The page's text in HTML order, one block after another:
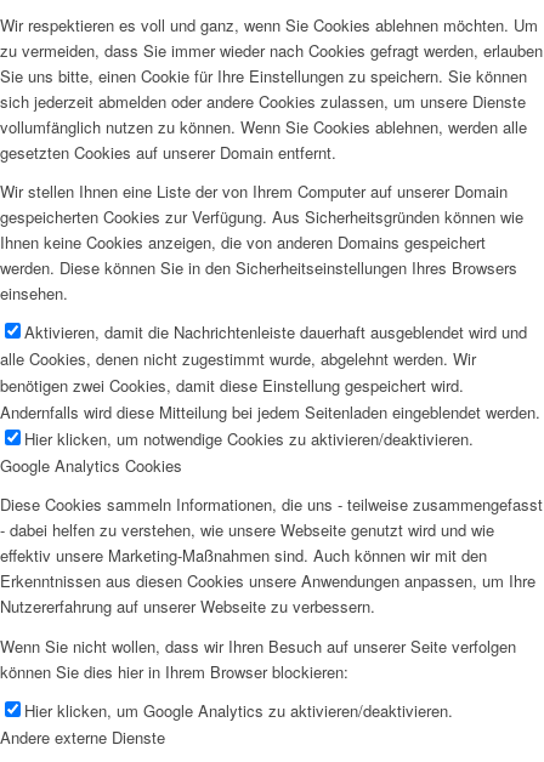
Wir respektieren es voll und ganz, wenn Sie Cookies ablehnen möchten. Um
zu vermeiden, dass Sie immer wieder nach Cookies gefragt werden, erlauben
Sie uns bitte, einen Cookie für Ihre Einstellungen zu speichern. Sie können
sich jederzeit abmelden oder andere Cookies zulassen, um unsere Dienste
vollumfänglich nutzen zu können. Wenn Sie Cookies ablehnen, werden alle
gesetzten Cookies auf unserer Domain entfernt.
Wir stellen Ihnen eine Liste der von Ihrem Computer auf unserer Domain
gespeicherten Cookies zur Verfügung. Aus Sicherheitsgründen können wie
Ihnen keine Cookies anzeigen, die von anderen Domains gespeichert
werden. Diese können Sie in den Sicherheitseinstellungen Ihres Browsers
einsehen.
Aktivieren, damit die Nachrichtenleiste dauerhaft ausgeblendet wird und
alle Cookies, denen nicht zugestimmt wurde, abgelehnt werden. Wir
benötigen zwei Cookies, damit diese Einstellung gespeichert wird.
Andernfalls wird diese Mitteilung bei jedem Seitenladen eingeblendet werden.
Hier klicken, um notwendige Cookies zu aktivieren/deaktivieren.
Google Analytics Cookies
Diese Cookies sammeln Informationen, die uns - teilweise zusammengefasst
- dabei helfen zu verstehen, wie unsere Webseite genutzt wird und wie
effektiv unsere Marketing-Maßnahmen sind. Auch können wir mit den
Erkenntnissen aus diesen Cookies unsere Anwendungen anpassen, um Ihre
Nutzererfahrung auf unserer Webseite zu verbessern.
Wenn Sie nicht wollen, dass wir Ihren Besuch auf unserer Seite verfolgen
können Sie dies hier in Ihrem Browser blockieren:
Hier klicken, um Google Analytics zu aktivieren/deaktivieren.
Andere externe Dienste